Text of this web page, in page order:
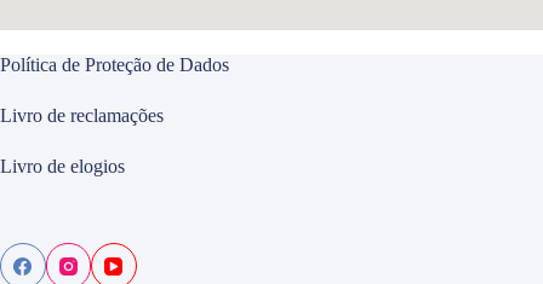
Política de Proteção de Dados
Livro de reclamações
Livro de elogios